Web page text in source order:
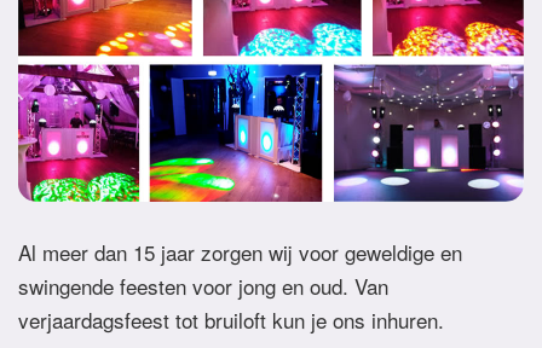
Al meer dan 15 jaar zorgen wij voor geweldige en
swingende feesten voor jong en oud. Van
verjaardagsfeest tot bruiloft kun je ons inhuren.